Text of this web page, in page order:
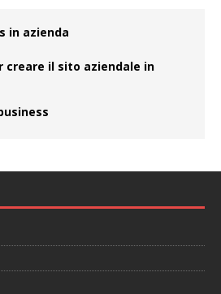
in azienda
creare il sito aziendale in